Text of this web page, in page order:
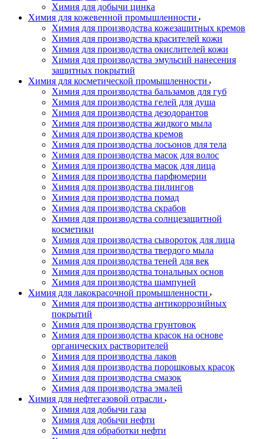
Химия для добычи цинка
Химия для кожевенной промышленности
Химия для производства кожезащитных кремов
Химия для производства красителей кожи
Химия для производства окислителей кожи
Химия для производства эмульсий нанесения
защитных покрытий
Химия для косметической промышленности
Химия для производства бальзамов для губ
Химия для производства гелей для душа
Химия для производства дезодорантов
Химия для производства жидкого мыла
Химия для производства кремов
Химия для производства лосьонов для тела
Химия для производства масок для волос
Химия для производства масок для лица
Химия для производства парфюмерии
Химия для производства пилингов
Химия для производства помад
Химия для производства скрабов
Химия для производства солнцезащитной
косметики
Химия для производства сывороток для лица
Химия для производства твердого мыла
Химия для производства теней для век
Химия для производства тональных основ
Химия для производства шампуней
Химия для лакокрасочной промышленности
Химия для производства антикоррозийных
покрытий
Химия для производства грунтовок
Химия для производства красок на основе
органических растворителей
Химия для производства лаков
Химия для производства порошковых красок
Химия для производства смазок
Химия для производства эмалей
Химия для нефтегазовой отрасли
Химия для добычи газа
Химия для добычи нефти
Химия для обработки нефти